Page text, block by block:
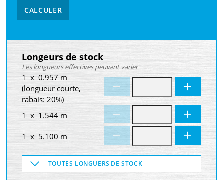
CALCULER
Longeurs de stock
Les longueurs effectives peuvent varier
1 x 0.957 m
(longueur courte,
rabais: 20%)
1 x 1.544 m
1 x 5.100 m
TOUTES LONGUERS DE STOCK